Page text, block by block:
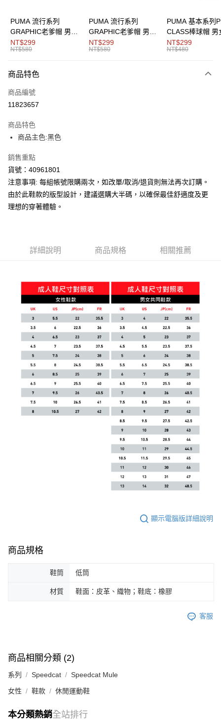
Google Pay
運送方式
每筆NT$150，滿NT$1,800(含以上)免運費
PUMA 流行系列
GRAPHIC老爹帽 男女
共同
NT$299
NT$580
PUMA 流行系列
GRAPHIC老爹帽 男女
共同
NT$299
NT$580
PUMA 基本系列
CLASS棒球帽 男
同
NT$299
NT$480
商品特色
商品編號
11823657
商品特色
商品主色:黑色
銷售重點
貨號：40961801
注意事項: 每組帳號限購兩次，如改單/取消/退貨則無法再次訂購。
由於此鞋款的版型設計，建議選購大半碼，以確保最佳舒適度及更
理想的穿著體驗。
詳細說明 商品規格 相關推薦
顯示電腦版詳細說明
商品規格
鞋筒 低筒
材質 鞋面：皮革、織物；鞋底：橡膠
客服
商品相關分類 (2)
系列 Speedcat Speedcat Mule
女性 鞋款 休閒運動鞋
本分類熱銷全站排行